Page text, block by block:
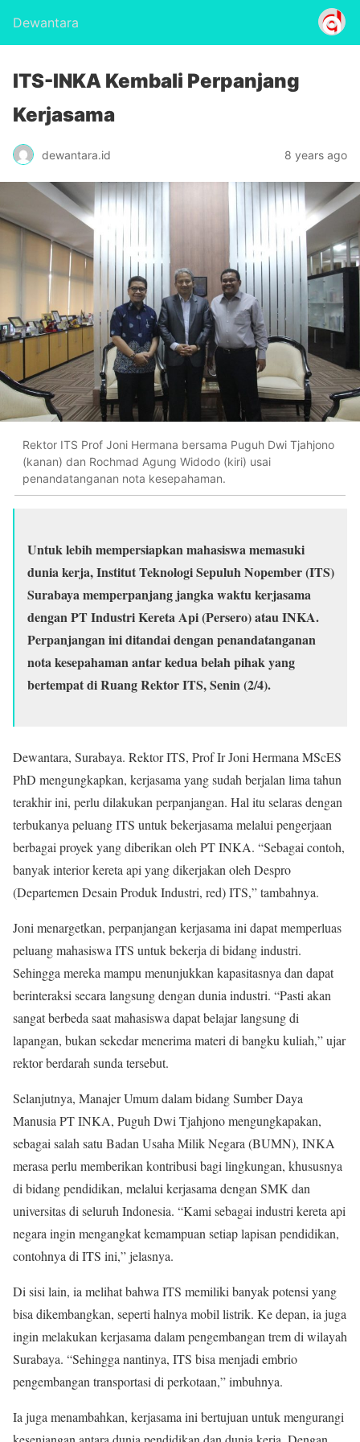
Dewantara
ITS-INKA Kembali Perpanjang
Kerjasama
dewantara.id 8 years ago
Rektor ITS Prof Joni Hermana bersama Puguh Dwi Tjahjono
(kanan) dan Rochmad Agung Widodo (kiri) usai
penandatanganan nota kesepahaman.
Untuk lebih mempersiapkan mahasiswa memasuki
dunia kerja, Institut Teknologi Sepuluh Nopember (ITS)
Surabaya memperpanjang jangka waktu kerjasama
dengan PT Industri Kereta Api (Persero) atau INKA.
Perpanjangan ini ditandai dengan penandatanganan
nota kesepahaman antar kedua belah pihak yang
bertempat di Ruang Rektor ITS, Senin (2/4).
Dewantara, Surabaya. Rektor ITS, Prof Ir Joni Hermana MScES
PhD mengungkapkan, kerjasama yang sudah berjalan lima tahun
terakhir ini, perlu dilakukan perpanjangan. Hal itu selaras dengan
terbukanya peluang ITS untuk bekerjasama melalui pengerjaan
berbagai proyek yang diberikan oleh PT INKA. “Sebagai contoh,
banyak interior kereta api yang dikerjakan oleh Despro
(Departemen Desain Produk Industri, red) ITS,” tambahnya.
Joni menargetkan, perpanjangan kerjasama ini dapat memperluas
peluang mahasiswa ITS untuk bekerja di bidang industri.
Sehingga mereka mampu menunjukkan kapasitasnya dan dapat
berinteraksi secara langsung dengan dunia industri. “Pasti akan
sangat berbeda saat mahasiswa dapat belajar langsung di
lapangan, bukan sekedar menerima materi di bangku kuliah,” ujar
rektor berdarah sunda tersebut.
Selanjutnya, Manajer Umum dalam bidang Sumber Daya
Manusia PT INKA, Puguh Dwi Tjahjono mengungkapakan,
sebagai salah satu Badan Usaha Milik Negara (BUMN), INKA
merasa perlu memberikan kontribusi bagi lingkungan, khususnya
di bidang pendidikan, melalui kerjasama dengan SMK dan
universitas di seluruh Indonesia. “Kami sebagai industri kereta api
negara ingin mengangkat kemampuan setiap lapisan pendidikan,
contohnya di ITS ini,” jelasnya.
Di sisi lain, ia melihat bahwa ITS memiliki banyak potensi yang
bisa dikembangkan, seperti halnya mobil listrik. Ke depan, ia juga
ingin melakukan kerjasama dalam pengembangan trem di wilayah
Surabaya. “Sehingga nantinya, ITS bisa menjadi embrio
pengembangan transportasi di perkotaan,” imbuhnya.
Ia juga menambahkan, kerjasama ini bertujuan untuk mengurangi